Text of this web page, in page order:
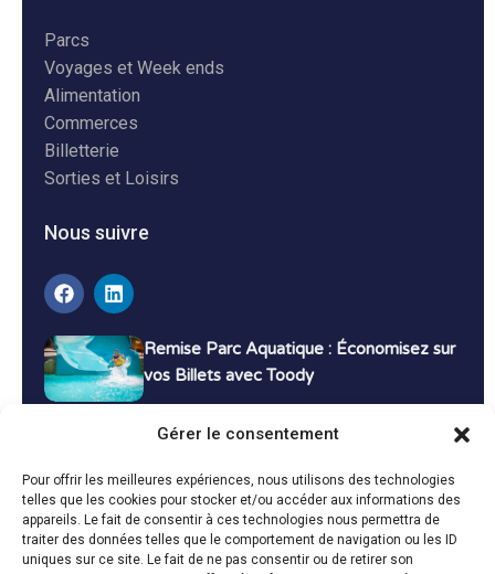
Gérer le consentement
Pour offrir les meilleures expériences, nous utilisons des technologies
telles que les cookies pour stocker et/ou accéder aux informations des
appareils. Le fait de consentir à ces technologies nous permettra de
traiter des données telles que le comportement de navigation ou les ID
uniques sur ce site. Le fait de ne pas consentir ou de retirer son
Parcs
Voyages et Week ends
Alimentation
Commerces
Billetterie
Sorties et Loisirs
Nous suivre
Remise Parc Aquatique : Économisez sur
vos Billets avec Toody
Bons Plans Voyage : Économisez sur vos
Vacances avec Toody
13 décembre 2024 Bon plans